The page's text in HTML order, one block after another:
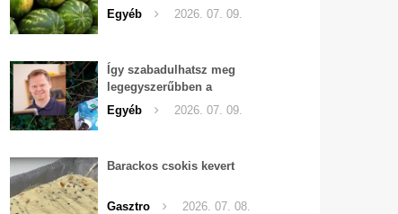
görögdinnyét enni
Egyéb 2026. 07. 09.
Így szabadulhatsz meg
legegyszerűbben a
pucércsigáktól
Egyéb 2026. 07. 09.
Barackos csokis kevert
Gasztro 2026. 07. 08.